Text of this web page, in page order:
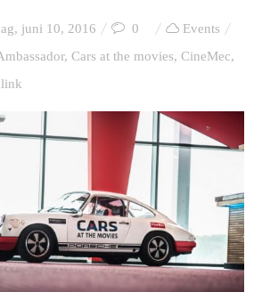
juni 10, 2016 0
Events
, Cars at the movies, CineMec,